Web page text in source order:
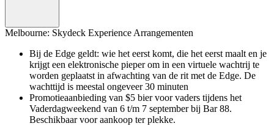
Melbourne: Skydeck Experience Arrangementen
Bij de Edge geldt: wie het eerst komt, die het eerst maalt en je
krijgt een elektronische pieper om in een virtuele wachtrij te
worden geplaatst in afwachting van de rit met de Edge. De
wachttijd is meestal ongeveer 30 minuten
Promotieaanbieding van $5 bier voor vaders tijdens het
Vaderdagweekend van 6 t/m 7 september bij Bar 88.
Beschikbaar voor aankoop ter plekke.